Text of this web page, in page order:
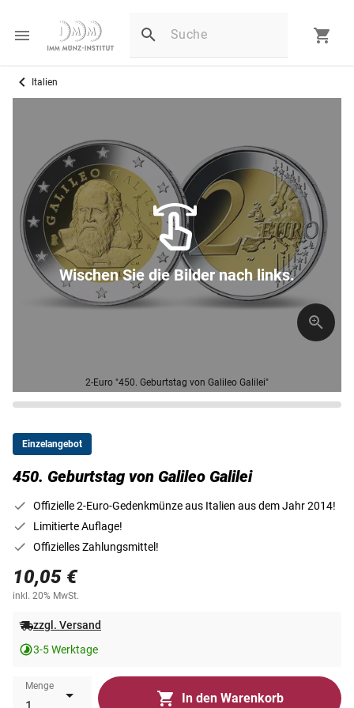
Italien
2-Euro "450. Geburtstag von Galileo Galilei"
Wischen Sie die Bilder nach links.
Einzelangebot
450. Geburtstag von Galileo Galilei
Offizielle 2-Euro-Gedenkmünze aus Italien aus dem Jahr 2014!
Limitierte Auflage!
Offizielles Zahlungsmittel!
10,05 €
inkl. 20% MwSt.
zzgl. Versand
3-5 Werktage
Menge
In den Warenkorb